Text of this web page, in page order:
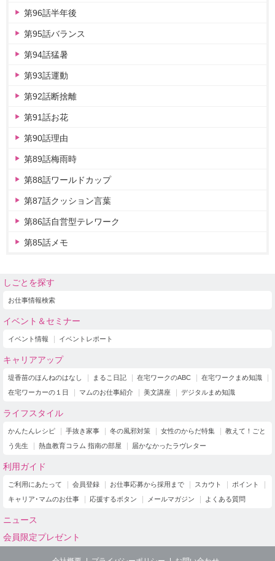
第96話半年後
第95話バランス
第94話猛暑
第93話運動
第92話断捨離
第91話お花
第90話理由
第89話梅雨時
第88話ワールドカップ
第87話クッション言葉
第86話自営型テレワーク
第85話メモ
しごとを探す
お仕事情報検索
イベント＆セミナー
イベント情報 イベントレポート
キャリアアップ
堤香苗のほんねのはなし まるこ日記 在宅ワークのABC
在宅ワークまめ知識
在宅ワーカーの１日
マムのお仕事紹介 美文講座 デジタルまめ知識
ライフスタイル
かんたんレシピ 手抜き家事 冬の風邪対策 女性のからだ特集
教えて！ごと
う先生
熱血教育コラム 指南の部屋 届かなかったラヴレター
利用ガイド
ご利用にあたって 会員登録 お仕事応募から採用まで スカウト
ポイント
キャリア･マムのお仕事
応援するボタン メールマガジン よくある質問
ニュース
会員限定プレゼント